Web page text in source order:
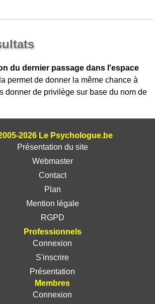
du dernier passage dans l'espace
permet de donner la même chance à
donner de privilège sur base du nom de
2026 Le Psychologue.be
Présentation du site
Webmaster
Contact
Plan
Mention légale
RGPD
Professionnels
Connexion
S'inscrire
Présentation
Membres
Connexion